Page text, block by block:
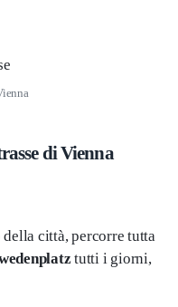
di Vienna
città, percorre tutta
tutti i giorni,